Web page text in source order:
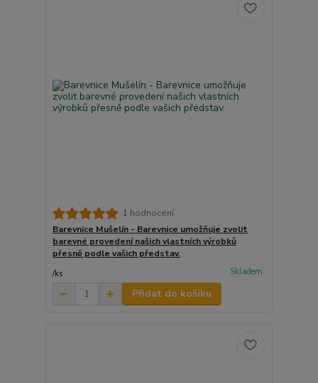
1 hodnocení
Barevnice Mušelín - Barevnice umožňuje zvolit
barevné provedení našich vlastních výrobků
přesně podle vašich představ.
/ks Skladem
Přidat do košíku